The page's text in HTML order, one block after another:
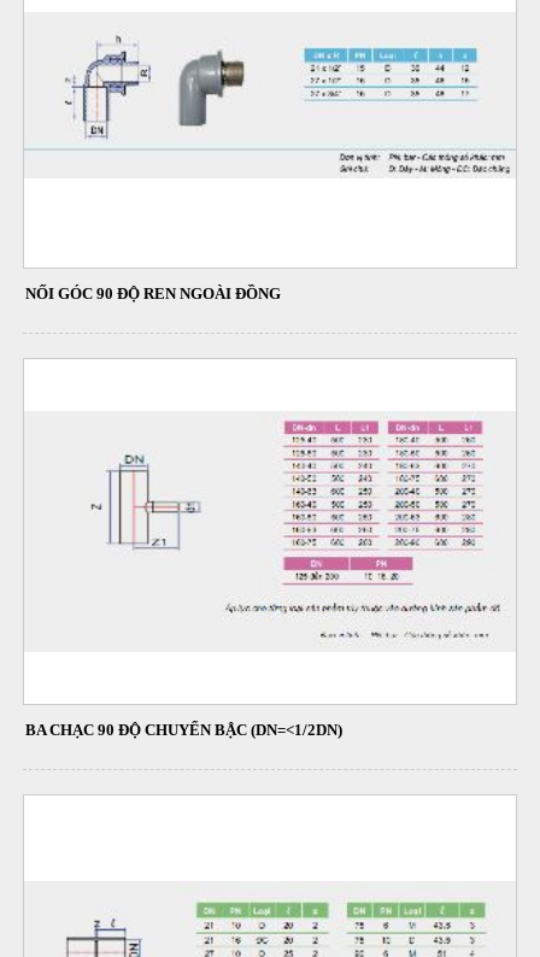
NỐI GÓC 90 ĐỘ REN NGOÀI ĐỒNG
BA CHẠC 90 ĐỘ CHUYỂN BẬC (DN=<1/2DN)